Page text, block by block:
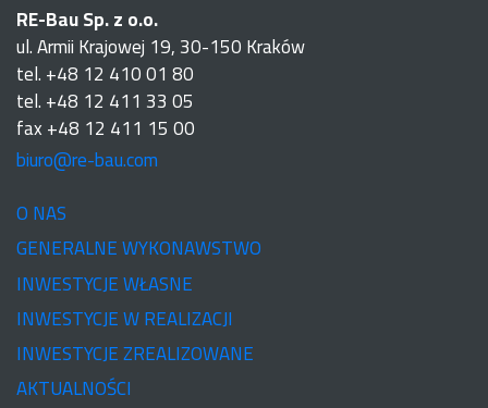
RE-Bau Sp. z o.o.
ul. Armii Krajowej 19, 30-150 Kraków
tel. +48 12 410 01 80
tel. +48 12 411 33 05
fax +48 12 411 15 00
biuro@re-bau.com
O NAS
GENERALNE WYKONAWSTWO
INWESTYCJE WŁASNE
INWESTYCJE W REALIZACJI
INWESTYCJE ZREALIZOWANE
AKTUALNOŚCI